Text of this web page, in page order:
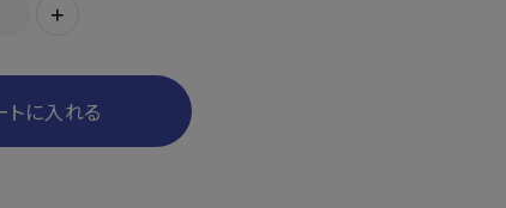
+
トに入れる